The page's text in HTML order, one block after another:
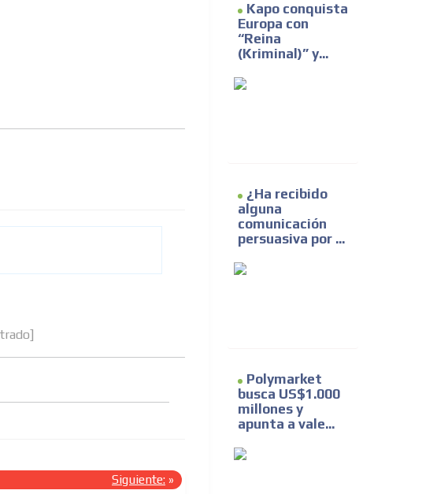
Siguiente: »
Kapo conquista
Europa con
“Reina
(Kriminal)” y...
¿Ha recibido
alguna
comunicación
persuasiva por ...
Polymarket
busca US$1.000
millones y
apunta a vale...